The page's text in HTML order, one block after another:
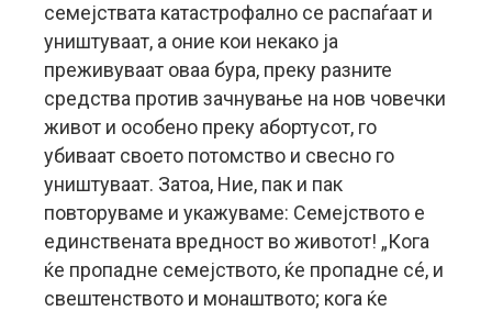
семејствата катастрофално се распаѓаат и
уништуваат, а оние кои некако ја
преживуваат оваа бура, преку разните
средства против зачнување на нов човечки
живот и особено преку абортусот, го
убиваат своето потомство и свесно го
уништуваат. Затоа, Ние, пак и пак
повторуваме и укажуваме: Семејството е
единствената вредност во животот! „Кога
ќе пропадне семејството, ќе пропадне сé, и
свештенството и монаштвото; кога ќе